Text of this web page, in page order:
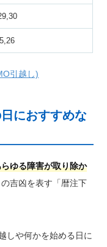
引越し)
におすすめな
ゆる障害が取り除か
吉凶を表す「暦注下
しや何かを始める日に